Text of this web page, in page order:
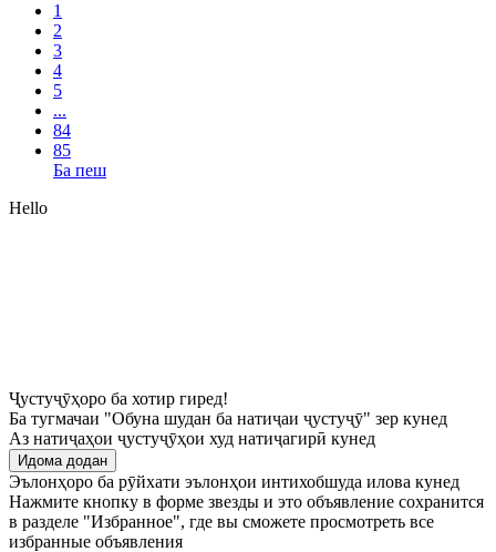
1
2
3
4
5
...
84
85
Ба пеш
Hello
Ҷустуҷӯҳоро ба хотир гиред!
Ба тугмачаи "Обуна шудан ба натиҷаи ҷустуҷӯ" зер кунед
Аз натиҷаҳои ҷустуҷӯҳои худ натиҷагирӣ кунед
Идома додан
Эълонҳоро ба рӯйхати эълонҳои интихобшуда илова кунед
Нажмите кнопку в форме звезды и это объявление сохранится
в разделе "Избранное", где вы сможете просмотреть все
избранные объявления